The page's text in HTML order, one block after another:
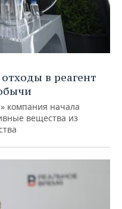
в реагент
компания начала
вещества из